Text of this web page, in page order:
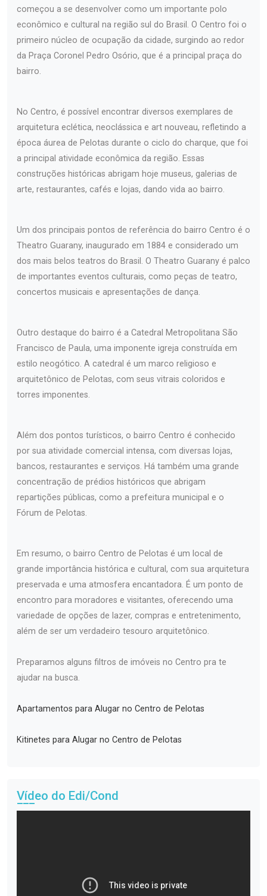
começou a se desenvolver como um importante polo
econômico e cultural na região sul do Brasil. O Centro foi o
primeiro núcleo de ocupação da cidade, surgindo ao redor
da Praça Coronel Pedro Osório, que é a principal praça do
bairro.
No Centro, é possível encontrar diversos exemplares de
arquitetura eclética, neoclássica e art nouveau, refletindo a
época áurea de Pelotas durante o ciclo do charque, que foi
a principal atividade econômica da região. Essas
construções históricas abrigam hoje museus, galerias de
arte, restaurantes, cafés e lojas, dando vida ao bairro.
Um dos principais pontos de referência do bairro Centro é o
Theatro Guarany, inaugurado em 1884 e considerado um
dos mais belos teatros do Brasil. O Theatro Guarany é palco
de importantes eventos culturais, como peças de teatro,
concertos musicais e apresentações de dança.
Outro destaque do bairro é a Catedral Metropolitana São
Francisco de Paula, uma imponente igreja construída em
estilo neogótico. A catedral é um marco religioso e
arquitetônico de Pelotas, com seus vitrais coloridos e
torres imponentes.
Além dos pontos turísticos, o bairro Centro é conhecido
por sua atividade comercial intensa, com diversas lojas,
bancos, restaurantes e serviços. Há também uma grande
concentração de prédios históricos que abrigam
repartições públicas, como a prefeitura municipal e o
Fórum de Pelotas.
Em resumo, o bairro Centro de Pelotas é um local de
grande importância histórica e cultural, com sua arquitetura
preservada e uma atmosfera encantadora. É um ponto de
encontro para moradores e visitantes, oferecendo uma
variedade de opções de lazer, compras e entretenimento,
além de ser um verdadeiro tesouro arquitetônico.
Preparamos alguns filtros de imóveis no Centro pra te
ajudar na busca.
Apartamentos para Alugar no Centro de Pelotas
Kitinetes para Alugar no Centro de Pelotas
Vídeo do Edi/Cond